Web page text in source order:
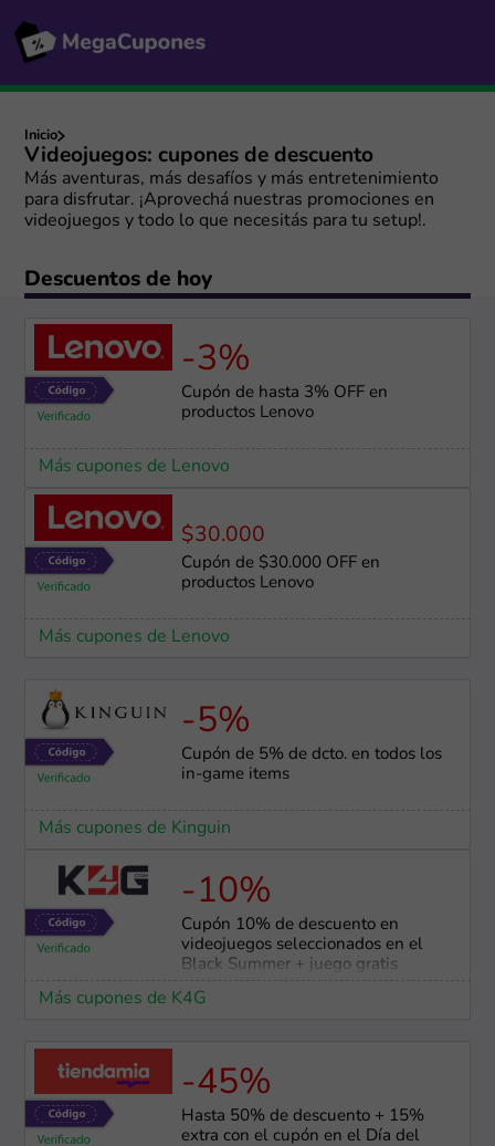
Inicio
Videojuegos: cupones de descuento
Más aventuras, más desafíos y más entretenimiento
para disfrutar. ¡Aprovechá nuestras promociones en
videojuegos y todo lo que necesitás para tu setup!.
Descuentos de hoy
-3%
Cupón de hasta 3% OFF en
productos Lenovo
Más cupones de Lenovo
$30.000
Cupón de $30.000 OFF en
productos Lenovo
Más cupones de Lenovo
-5%
Cupón de 5% de dcto. en todos los
in-game items
Más cupones de Kinguin
-10%
Cupón 10% de descuento en
videojuegos seleccionados en el
Black Summer + juego gratis
Más cupones de K4G
-45%
Hasta 50% de descuento + 15%
extra con el cupón en el Día del